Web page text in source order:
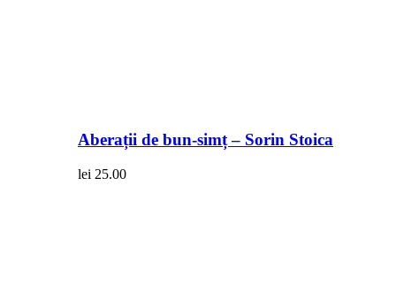
Aberații de bun-simț – Sorin Stoica
lei 25.00